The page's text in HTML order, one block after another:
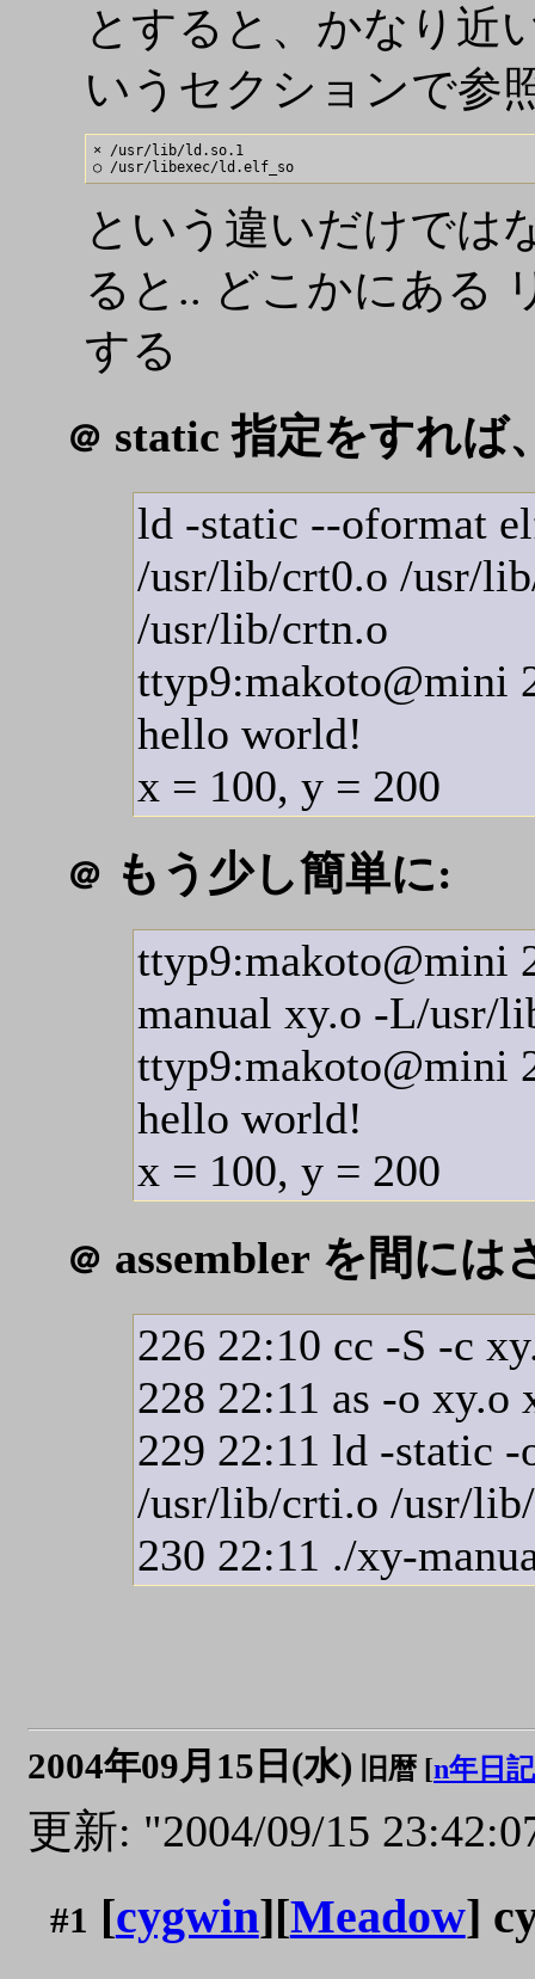
とすると、かなり近
いうセクションで参
× /usr/lib/ld.so.1
という違いだけでは
ると.. どこかにある
する
＠ static 指定をすれば
ld -static --oformat
/usr/lib/crt0.o /usr/
/usr/lib/crtn.o
ttyp9:makoto@mini
hello world!
x = 100, y = 200
＠ もう少し簡単に:
ttyp9:makoto@mini
manual xy.o -L/usr/
ttyp9:makoto@mini
hello world!
x = 100, y = 200
＠ assembler を間には
226 22:10 cc -S -c
228 22:11 as -o xy.o
229 22:11 ld -static
/usr/lib/crti.o /usr/
230 22:11 ./xy-
2004年09月15日(水) 旧暦 [n年日記
更新: "2004/09/15
#1 [cygwin][Meadow]